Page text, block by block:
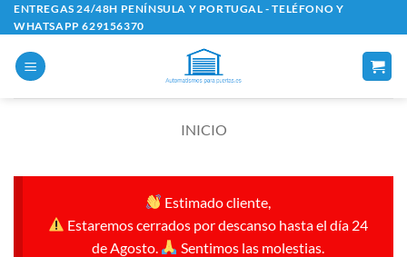
Saltar
al
contenido
ENTREGAS 24/48H PENÍNSULA Y PORTUGAL - TELÉFONO Y
WHATSAPP 629156370
INICIO
Estimado cliente,
Estaremos cerrados por descanso hasta el día 24
de Agosto.
Sentimos las molestias.